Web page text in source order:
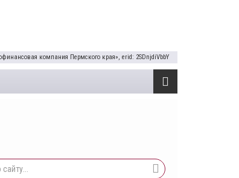
компания Пермского края», erid: 2SDnjdiVbbY